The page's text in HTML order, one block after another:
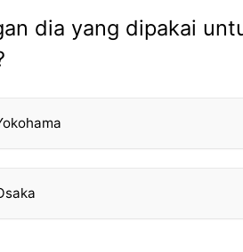
dia yang dipakai